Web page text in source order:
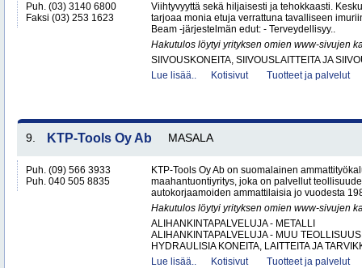
Puh. (03) 3140 6800
Faksi (03) 253 1623
Viihtyvyyttä sekä hiljaisesti ja tehokkaasti.
tarjoaa monia etuja verrattuna tavalliseen
Beam -järjestelmän edut: - Terveydellisyy..
Hakutulos löytyi yrityksen omien www-sivujen
SIIVOUSKONEITA, SIIVOUSLAITTEITA JA
Lue lisää..
Kotisivut Tuotteet ja palvelut
9. KTP-Tools Oy Ab MASALA
Puh. (09) 566 3933
Puh. 040 505 8835
KTP-Tools Oy Ab on suomalainen
maahantuontiyritys, joka on palvellut
autokorjaamoiden ammattilaisia jo vuodesta
Hakutulos löytyi yrityksen omien www-sivujen
ALIHANKINTAPALVELUJA - METALLI
ALIHANKINTAPALVELUJA - MUU TEOLLISUUS
HYDRAULISIA KONEITA, LAITTEITA JA
Lue lisää..
Kotisivut Tuotteet ja palvelut